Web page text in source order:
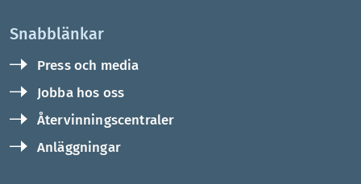
Snabblänkar
Press och media
Jobba hos oss
Återvinningscentraler
Anläggningar